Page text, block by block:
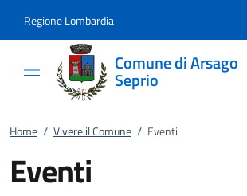
Regione Lombardia
Comune di Arsago
Seprio
Home / Vivere il Comune / Eventi
Eventi